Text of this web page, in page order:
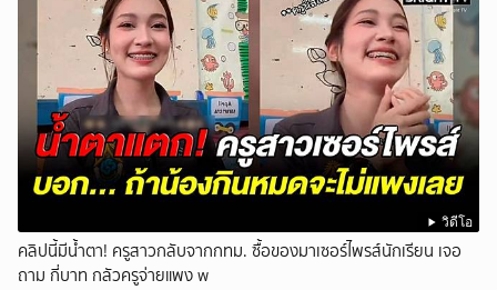
วิดีโอ
คลิปนี้มีน้ำตา! ครูสาวกลับจากกทม. ซื้อของมาเซอร์ไพรส์นักเรียน เจอ
ถาม กี่บาท กลัวครูจ่ายแพง w